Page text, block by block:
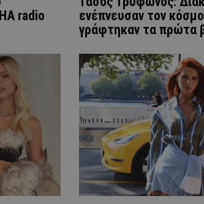
radio
ενέπνευσαν τον
γράφτηκαν τα πρώτα